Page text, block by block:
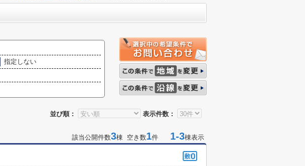
指定しない
並び順： 表示件数：
該当公開件数3棟 空き数1件 1-3棟表示